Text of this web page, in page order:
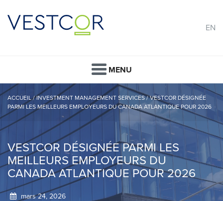
EN
MENU
ACCUEIL/INVESTMENT MANAGEMENT SERVICES/VESTCOR DÉSIGNÉE
PARMI LES MEILLEURS EMPLOYEURS DU CANADA ATLANTIQUE POUR 2026
VESTCOR DÉSIGNÉE PARMI LES
MEILLEURS EMPLOYEURS DU
CANADA ATLANTIQUE POUR 2026
mars 24, 2026